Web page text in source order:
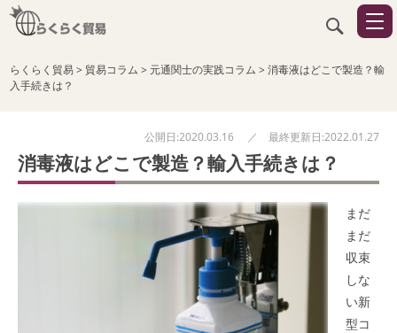
らくらく貿易> 貿易コラム > 元通関士の実践コラム >消毒液はどこで製造？輸
入手続きは？
公開日:2020.03.16 ／ 最終更新日:2022.01.27
消毒液はどこで製造？輸入手続きは？
まだ
まだ
収束
しな
い新
型コ